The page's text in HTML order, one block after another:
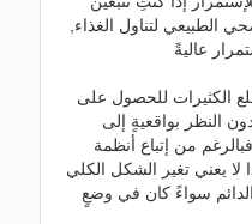
الطبيعي لتناول الغذاء,
عاليةً
الكثيرات للحصول على
النظر بواقعيةٍ إلى
من إتباع أنظمة
يعني تغير الشكل الكلي
سواءً كان في وضعٍ